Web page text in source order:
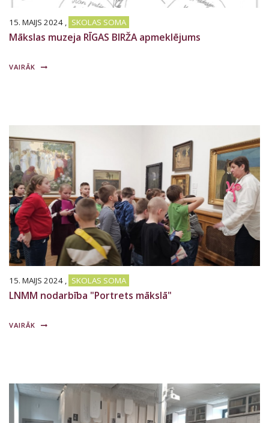
15. MAIJS 2024 , SKOLAS SOMA
Mākslas muzeja RĪGAS BIRŽA apmeklējums
VAIRĀK
15. MAIJS 2024 , SKOLAS SOMA
LNMM nodarbība "Portrets mākslā"
VAIRĀK